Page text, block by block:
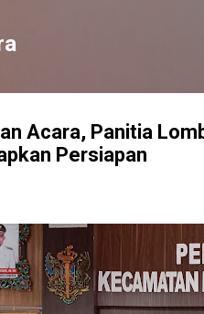
Acara, Panitia
Persiapan